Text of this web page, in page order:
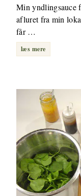
Min yndlingsauce
afluret fra min
får …
læs mere